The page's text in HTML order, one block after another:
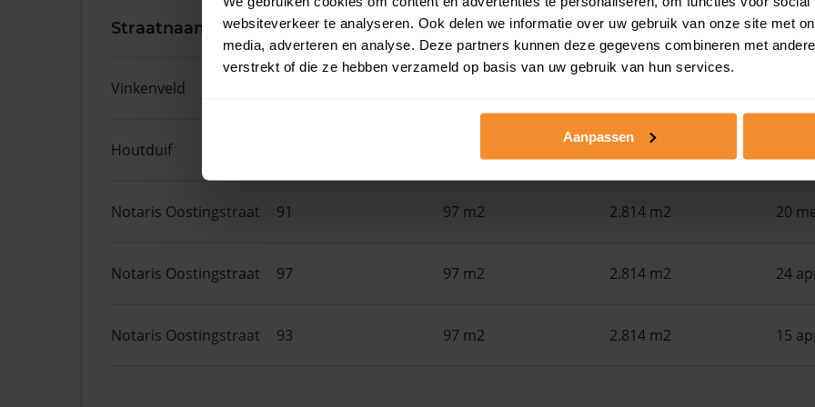
websiteverkeer te analyseren. Ook delen we informatie over uw gebruik van onze site met
media, adverteren en analyse. Deze partners kunnen deze gegevens combineren met
verstrekt of die ze hebben verzameld op basis van uw gebruik van hun services.
Aanpassen
Straatnaam Huisnr. Woonoppervlak Perceel
Vinkenveld
Houtduif 178 m2
Notaris Oostingstraat 91 97 m2 2.814 m2 20
Notaris Oostingstraat 97 97 m2 2.814 m2 24
Notaris Oostingstraat 93 97 m2 2.814 m2 15